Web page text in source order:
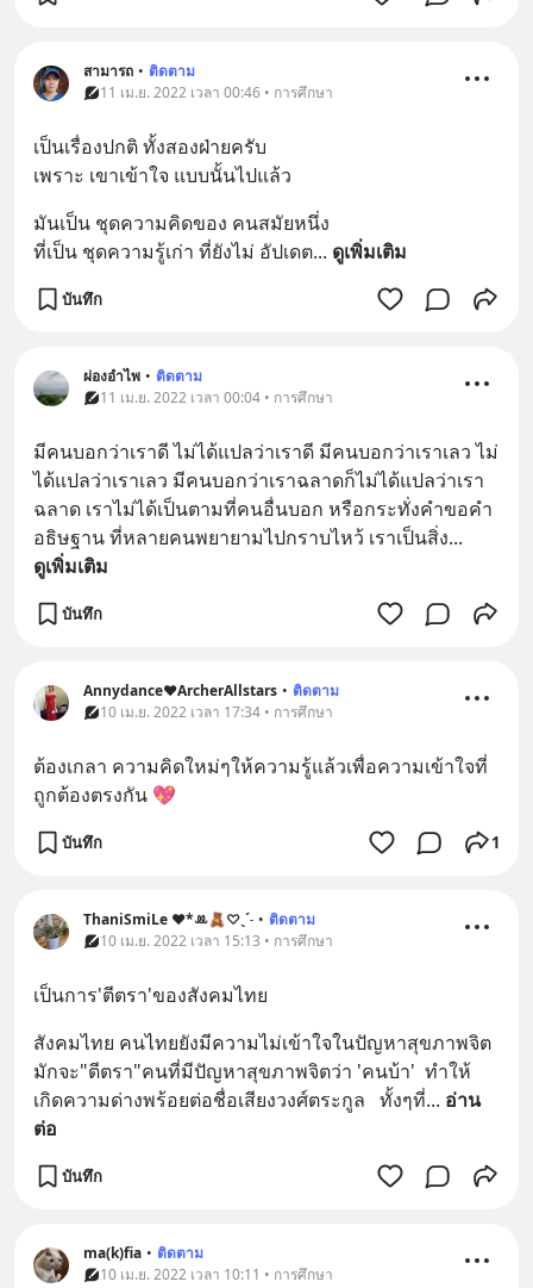
สามารถ • ติดตาม
11 เม.ย. 2022 เวลา 00:46 • การศึกษา
เป็นเรื่องปกติ ทั้งสองฝ่ายครับ
เพราะ เขาเข้าใจ แบบนั้นไปแล้ว
มันเป็น ชุดความคิดของ คนสมัยหนึ่ง
ที่เป็น ชุดความรู้เก่า ที่ยังไม่ อัปเดต... ดูเพิ่มเติม
บันทึก
ผ่องอำไพ • ติดตาม
11 เม.ย. 2022 เวลา 00:04 • การศึกษา
มีคนบอกว่าเราดี ไม่ได้แปลว่าเราดี มีคนบอกว่าเราเลว ไม่
ได้แปลว่าเราเลว มีคนบอกว่าเราฉลาดก็ไม่ได้แปลว่าเรา
ฉลาด เราไม่ได้เป็นตามที่คนอื่นบอก หรือกระทั่งคำขอคำ
อธิษฐาน ที่หลายคนพยายามไปกราบไหว้ เราเป็นสิ่ง...
ดูเพิ่มเติม
บันทึก
Annydance❤️ArcherAllstars • ติดตาม
10 เม.ย. 2022 เวลา 17:34 • การศึกษา
ต้องเกลา ความคิดใหม่ๆให้ความรู้แล้วเพื่อความเข้าใจที่
ถูกต้องตรงกัน 💖
บันทึก 1
ThaniSmiLe ❤️*ꔛ🧸♡ˎˊ˗ • ติดตาม
10 เม.ย. 2022 เวลา 15:13 • การศึกษา
เป็นการ'ตีตรา'ของสังคมไทย
สังคมไทย คนไทยยังมีความไม่เข้าใจในปัญหาสุขภาพจิต
มักจะ"ตีตรา"คนที่มีปัญหาสุขภาพจิตว่า 'คนบ้า'  ทำให้
เกิดความด่างพร้อยต่อชื่อเสียงวงศ์ตระกูล   ทั้งๆที่... อ่าน
ต่อ
บันทึก
ma(k)fia • ติดตาม
10 เม.ย. 2022 เวลา 10:11 • การศึกษา